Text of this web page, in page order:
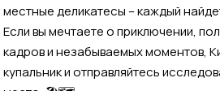
местные деликатесы – каждый
Если вы мечтаете о приключении,
кадров и незабываемых моментов,
купальник и отправляйтесь